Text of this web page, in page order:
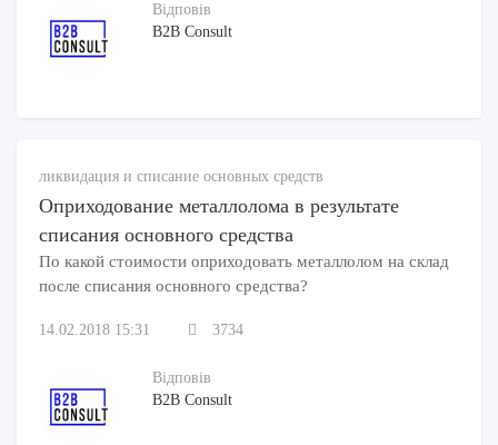
Відповів
B2B Consult
ликвидация и списание основных средств
Оприходование металлолома в результате
списания основного средства
По какой стоимости оприходовать металлолом на склад
после списания основного средства?
14.02.2018 15:31 3734
Відповів
B2B Consult